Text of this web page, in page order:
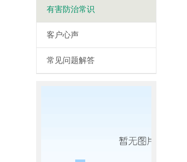
有害防治常识
客户心声
常见问题解答